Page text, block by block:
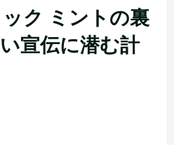
ク ミントの裏
宣伝に潜む計